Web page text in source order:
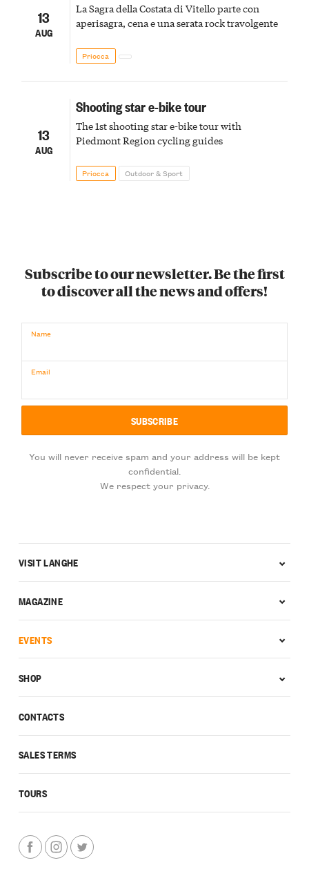
13
AUG
La Sagra della Costata di Vitello parte con
aperisagra, cena e una serata rock travolgente
Priocca
13
AUG
Shooting star e-bike tour
The 1st shooting star e-bike tour with
Piedmont Region cycling guides
Priocca Outdoor & Sport
Subscribe to our newsletter. Be the first
to discover all the news and offers!
Name
Email
You will never receive spam and your address will be kept
confidential.
We respect your privacy.
CONTACTS
SALES TERMS
TOURS
VISIT LANGHE
MAGAZINE
EVENTS
SHOP